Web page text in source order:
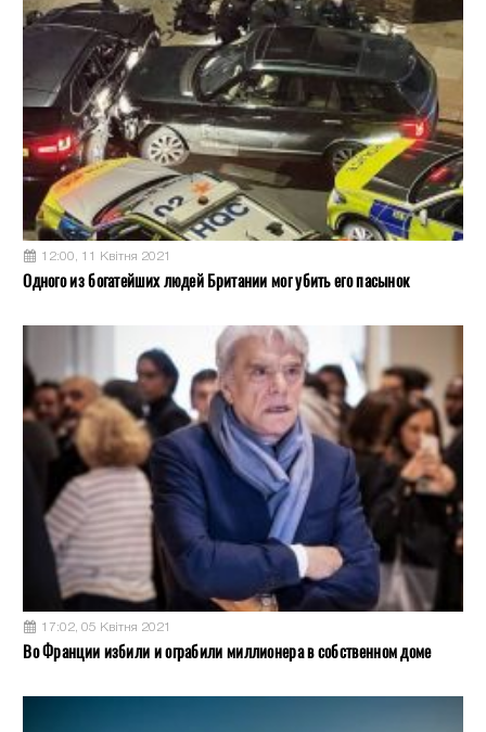
12:00, 11 Квітня 2021
Одного из богатейших людей Британии мог убить его пасынок
17:02, 05 Квітня 2021
Во Франции избили и ограбили миллионера в собственном доме